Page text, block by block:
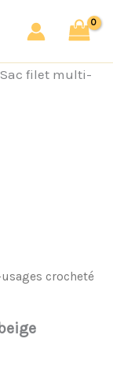
Sac filet multi-
crocheté